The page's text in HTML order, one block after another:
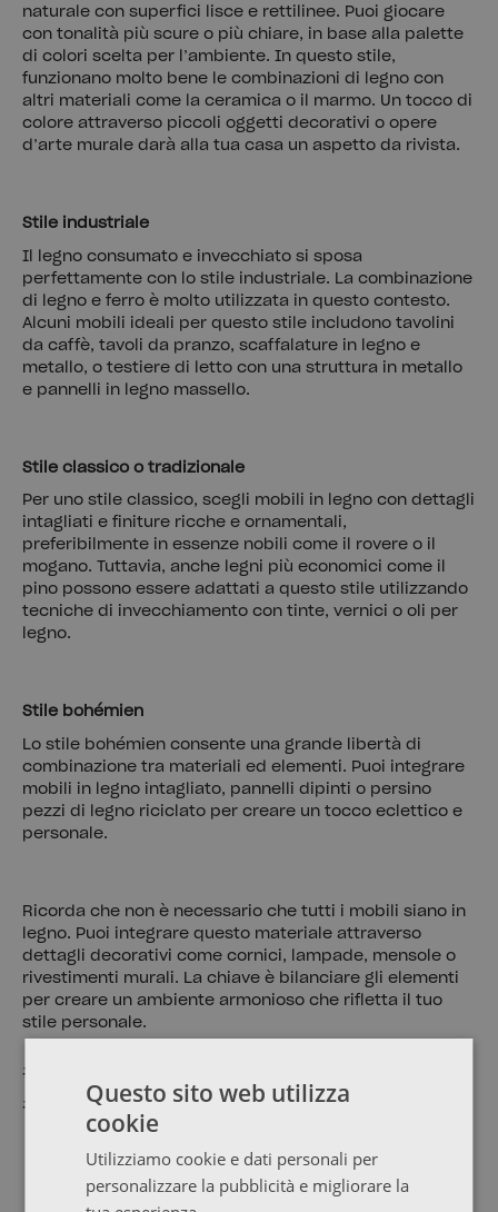
naturale con superfici lisce e rettilinee. Puoi giocare
con tonalità più scure o più chiare, in base alla palette
di colori scelta per l’ambiente. In questo stile,
funzionano molto bene le combinazioni di legno con
altri materiali come la ceramica o il marmo. Un tocco di
colore attraverso piccoli oggetti decorativi o opere
d’arte murale darà alla tua casa un aspetto da rivista.
Stile industriale
Il legno consumato e invecchiato si sposa
perfettamente con lo stile industriale. La combinazione
di legno e ferro è molto utilizzata in questo contesto.
Alcuni mobili ideali per questo stile includono tavolini
da caffè, tavoli da pranzo, scaffalature in legno e
metallo, o testiere di letto con una struttura in metallo
e pannelli in legno massello.
Stile classico o tradizionale
Per uno stile classico, scegli mobili in legno con dettagli
intagliati e finiture ricche e ornamentali,
preferibilmente in essenze nobili come il rovere o il
mogano. Tuttavia, anche legni più economici come il
pino possono essere adattati a questo stile utilizzando
tecniche di invecchiamento con tinte, vernici o oli per
legno.
Stile bohémien
Lo stile bohémien consente una grande libertà di
combinazione tra materiali ed elementi. Puoi integrare
mobili in legno intagliato, pannelli dipinti o persino
pezzi di legno riciclato per creare un tocco eclettico e
personale.
Ricorda che non è necessario che tutti i mobili siano in
legno. Puoi integrare questo materiale attraverso
dettagli decorativi come cornici, lampade, mensole o
rivestimenti murali. La chiave è bilanciare gli elementi
per creare un ambiente armonioso che rifletta il tuo
stile personale.
#ArredareConLegno #LegnoEcologico
#MobiliInLegno
Questo sito web utilizza
cookie
Utilizziamo cookie e dati personali per
personalizzare la pubblicità e migliorare la